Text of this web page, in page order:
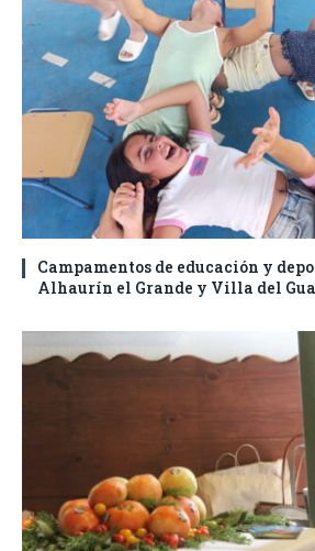
Campamentos de educación y
Alhaurín el Grande y Villa del